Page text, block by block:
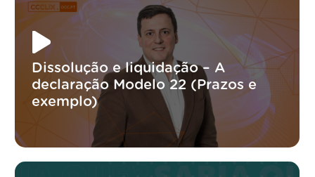
Dissolução e liquidação – A
declaração Modelo 22 (Prazos e
exemplo)